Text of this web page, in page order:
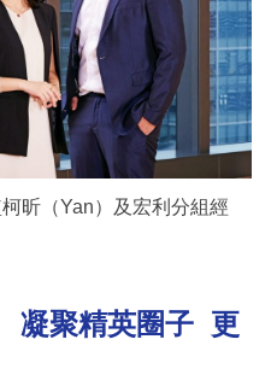
昕（Yan）及宏利分組經
凝聚精英圈子 更